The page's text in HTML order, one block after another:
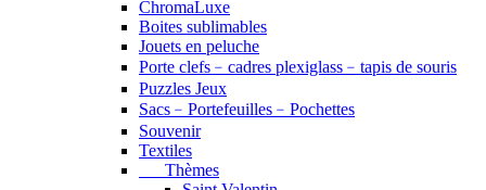
ChromaLuxe
Boites sublimables
Jouets en peluche
Porte clefs﹣cadres plexiglass﹣tapis de souris
Puzzles Jeux
Sacs﹣Portefeuilles﹣Pochettes
Souvenir
Textiles
Thèmes